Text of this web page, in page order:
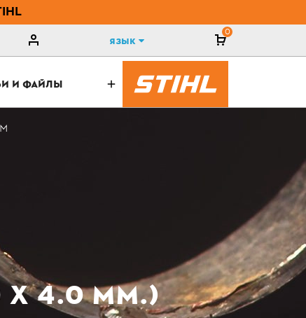
Язык
0
И ФАЙЛЫ
4.0 ММ.)